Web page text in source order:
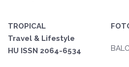
TROPICAL
Travel & Lifestyle
HU ISSN 2064-6534